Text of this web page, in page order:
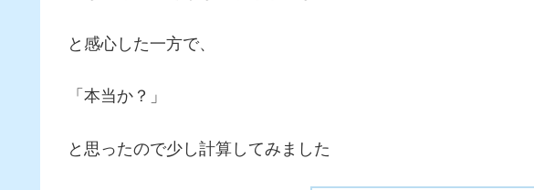
と感心した一方で、
「本当か？」
と思ったので少し計算してみました